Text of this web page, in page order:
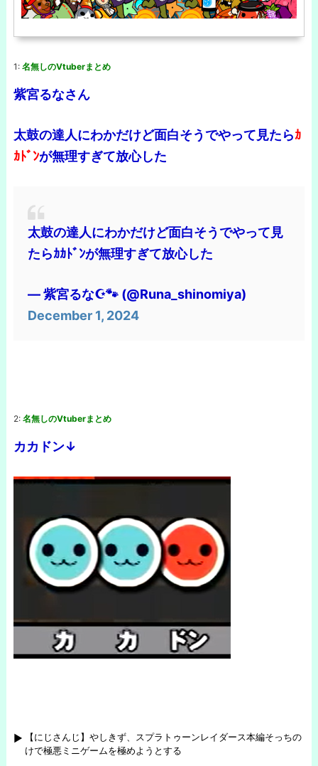
1: 名無しのVtuberまとめ
紫宮るなさん
太鼓の達人にわかだけど面白そうでやって見たらｶ
ｶﾄﾞﾝが無理すぎて放心した
太鼓の達人にわかだけど面白そうでやって見
たらｶｶﾄﾞﾝが無理すぎて放心した
— 紫宮るな☪️🐾 (@Runa_shinomiya)
December 1, 2024
2: 名無しのVtuberまとめ
カカドン↓
【にじさんじ】やしきず、スプラトゥーンレイダース本編そっちの
けで極悪ミニゲームを極めようとする